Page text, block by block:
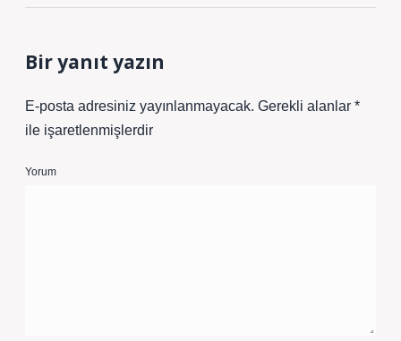
Bir yanıt yazın
E-posta adresiniz yayınlanmayacak. Gerekli alanlar *
ile işaretlenmişlerdir
Yorum